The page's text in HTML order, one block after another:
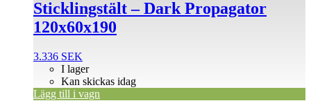
Sticklingstält – Dark Propagator
120x60x190
3.336 SEK
I lager
Kan skickas idag
Lägg till i vagn